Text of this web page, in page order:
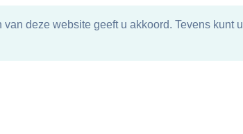
deze website geeft u akkoord. Tevens kunt u